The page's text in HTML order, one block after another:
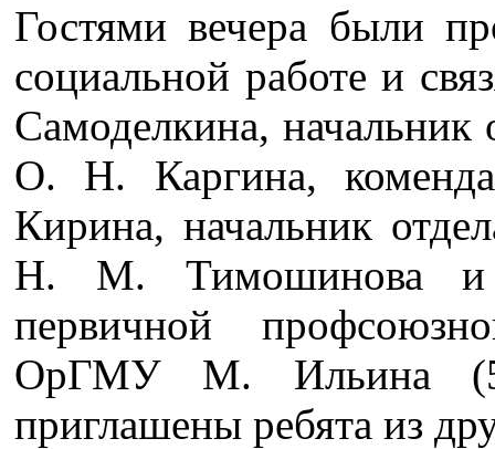
Гостями вечера были
социальной работе и
Самоделкина, начальник
О. Н. Каргина,
Кирина, начальник
Н. М. Тимошинова и
первичной
ОрГМУ М. Ильина
приглашены ребята из